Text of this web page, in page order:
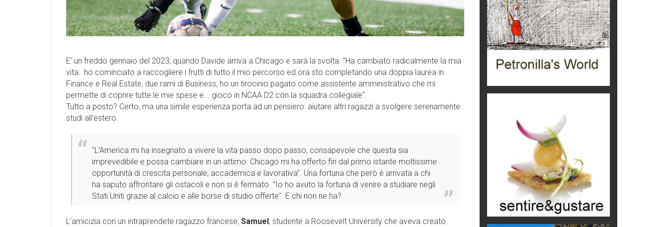
E' un freddo gennaio del 2023, quando Davide arriva a Chicago e sarà la svolta. "Ha cambiato radicalmente la mia
vita: ho cominciato a raccogliere i frutti di tutto il mio percorso ed ora sto completando una doppia laurea in
Finance e Real Estate, due rami di Business, ho un tirocinio pagato come assistente amministrativo che mi
permette di coprire tutte le mie spese e... gioco in NCAA D2 con la squadra collegiale''.
Tutto a posto? Certo, ma una simile esperienza porta ad un pensiero: aiutare altri ragazzi a svolgere serenamente
studi all'estero.
''L’America mi ha insegnato a vivere la vita passo dopo passo, consapevole che questa sia
imprevedibile e possa cambiare in un attimo. Chicago mi ha offerto fin dal primo istante moltissime
opportunità di crescita personale, accademica e lavorativa". Una fortuna che però è arrivata a chi
ha saputo affrontare gli ostacoli e non si è fermato. "Io ho avuto la fortuna di venire a studiare negli
Stati Uniti grazie al calcio e alle borse di studio offerte''. E chi non ne ha?
L'amicizia con un intraprendete ragazzo francese, Samuel, studente a Roosevelt University che aveva creato
aereo
imprevisti...
C'era una volta la legge per le
valli del silenzio
Idee per il futuro
Torre dell'Orso, mare di Puglia
Menzogne di stato
Le dichiarazioni di Maurizio Federico
Chi è, e come difendersi dallo
scammer
di Mirta B. Bono
Mio nonno, salvato dai russi
Storie...di storia